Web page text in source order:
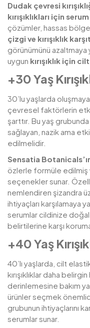
Dudak çevresi
kırışıklıkları için serum
çözümler, hassas
çizgi ve kırışıklık
görünümünü azaltmaya
uygun kırışıklık için
+30 Yaş
30’lu yaşlarda oluşmaya
çevresel faktörlerin
şarttır. Bu yaş
sağlayan, nazik ama
edilmelidir.
Sensatia Botanicals’ın
özlerle formüle edilmiş
seçenekler sunar.
nemlendiren şizandra
ihtiyaçları karşılamaya
serumlar cildinize doğal
belirtilerine karşı
+40 Yaş
40’lı yaşlarda, cilt
kırışıklıklar daha
derinlemesine bakım
ürünler seçmek
grubunun ihtiyaçlarını
serumlar sunar.